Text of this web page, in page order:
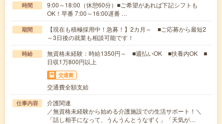
時間
9:00～18:00（休憩60分）■ご希望があれば下記シフトも
OK！早番 7:00～16:00遅番 …
期間
【現在も積極採用中！急募！】2カ月～ ■ご応募から最短2
～3日後の就業も相談可能です！
時給
無資格未経験：時給1350円～ ■週払いOK ■扶養内OK ■
日収1万800円以上
交通費
交通費全額支給
仕事内容
介護関連
／無資格未経験から始める介護施設での生活サポート！＼
「話し相手になって、うんうんとうなずく」「天気が…